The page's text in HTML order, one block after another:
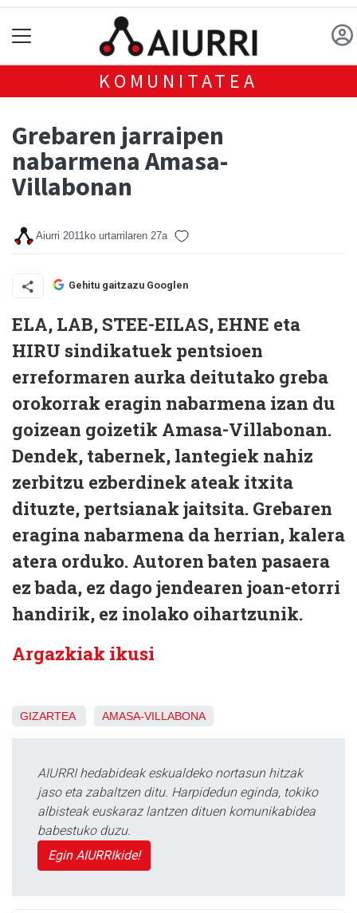
KOMUNITATEA
Grebaren jarraipen
nabarmena Amasa-
Villabonan
Aiurri 2011ko urtarrilaren 27a
Gehitu gaitzazu Googlen
ELA, LAB, STEE-EILAS, EHNE eta
HIRU sindikatuek pentsioen
erreformaren aurka deitutako greba
orokorrak eragin nabarmena izan du
goizean goizetik Amasa-Villabonan.
Dendek, tabernek, lantegiek nahiz
zerbitzu ezberdinek ateak itxita
dituzte, pertsianak jaitsita. Grebaren
eragina nabarmena da herrian, kalera
atera orduko. Autoren baten pasaera
ez bada, ez dago jendearen joan-etorri
handirik, ez inolako oihartzunik.
Argazkiak ikusi
GIZARTEA AMASA-VILLABONA
AIURRI hedabideak eskualdeko nortasun hitzak
jaso eta zabaltzen ditu. Harpidedun eginda, tokiko
albisteak euskaraz lantzen dituen komunikabidea
babestuko duzu.
Egin AIURRIkide!